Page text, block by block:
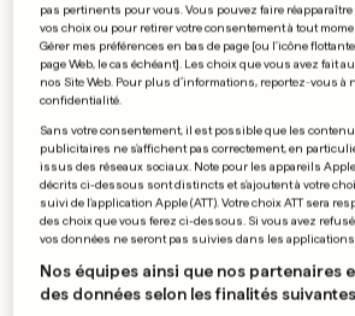
0 0
Ronaldo
0 0
PUBLICITÉ
pas pertinents pour vous. Vous pouvez faire
vos choix ou pour retirer votre consentement à tout
Gérer mes préférences en bas de page [ou l'icône
page Web, le cas échéant]. Les choix que vous avez fait
nos Site Web. Pour plus d’informations, reportez-vous à
confidentialité.
Sans votre consentement, il est possible que les
publicitaires ne s'affichent pas correctement, en
issus des réseaux sociaux. Note pour les appareils
décrits ci-dessous sont distincts et s'ajoutent à votre
suivi de l'application Apple (ATT). Votre choix ATT sera
des choix que vous ferez ci-dessous. Si vous avez refusé
vos données ne seront pas suivies dans les
Nos équipes ainsi que nos partenaires
des données selon les finalités